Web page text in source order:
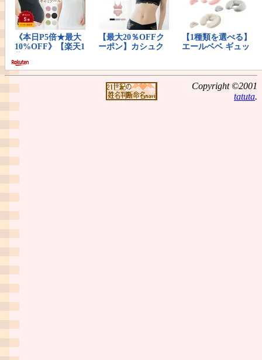
Copyright ©2001
tatuta.